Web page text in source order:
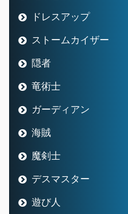
ドレスアップ
ストームカイザー
隠者
竜術士
ガーディアン
海賊
魔剣士
デスマスター
遊び人